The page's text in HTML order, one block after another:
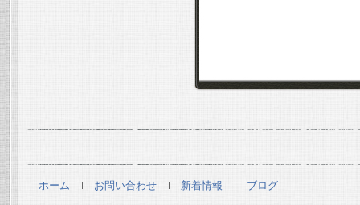
ホーム お問い合わせ 新着情報 ブログ